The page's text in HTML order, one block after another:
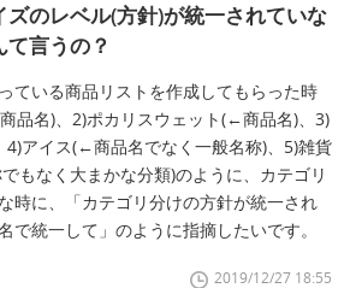
のレベル(方針)が統一されていな
言うの？
ている商品リストを作成してもらった時
品名)、2)ポカリスウェット(←商品名)、3)
アイス(←商品名でなく一般名称)、5)雑貨
もなく大まかな分類)のように、カテゴリ
時に、「カテゴリ分けの方針が統一され
で統一して」のように指摘したいです。
2019/12/27 18:55